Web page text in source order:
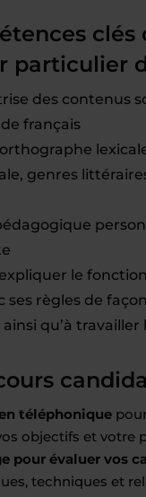
clés
particulier
des contenus
français
genres
le
ses règles de
qu’à travailler
téléphonique
objectifs et votre
pour évaluer vos
techniques et